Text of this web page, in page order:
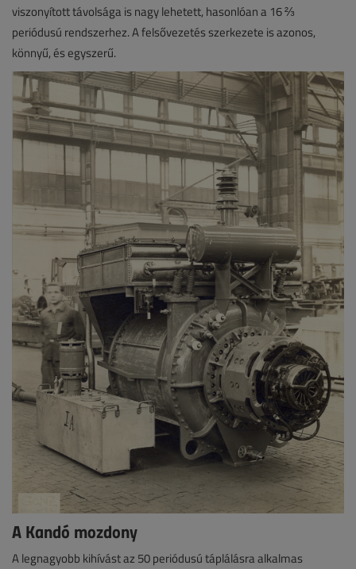
viszonyított távolsága is nagy lehetett, hasonlóan a 16 ⅔
periódusú rendszerhez. A felsővezetés szerkezete is azonos,
könnyű, és egyszerű.
A Kandó mozdony
A legnagyobb kihívást az 50 periódusú táplálásra alkalmas